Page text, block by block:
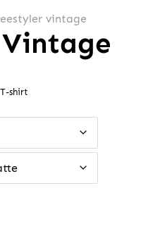
vintage
shirt